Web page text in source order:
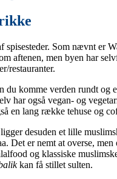
spisesteder. Som nævnt er
aftenen, men byen har
restauranter.
du komme verden rundt og
har også vegan- og
en lang række tehuse og
desuden et lille
Det er nemt at overse, men
og klassiske
kan få stillet sulten.